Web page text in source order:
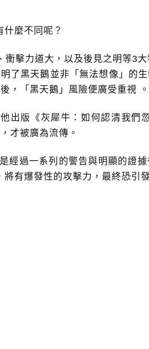
什麼不同呢？
擊力道大，以及後見之明等3
了黑天鵝並非「無法想像」的
，「黑天鵝」風險便廣受重視 。
出版《灰犀牛：如何認清我們
才被廣為流傳。
經過一系列的警告與明顯的證
有爆發性的攻擊力，最終恐引